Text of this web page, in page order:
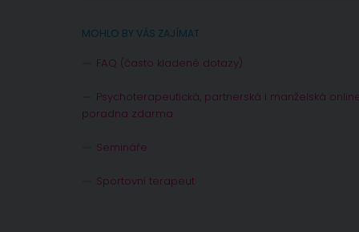
MOHLO BY VÁS ZAJÍMAT
FAQ (často kladené dotazy)
Psychoterapeutická, partnerská i manželská
poradna zdarma
Semináře
Sportovní terapeut